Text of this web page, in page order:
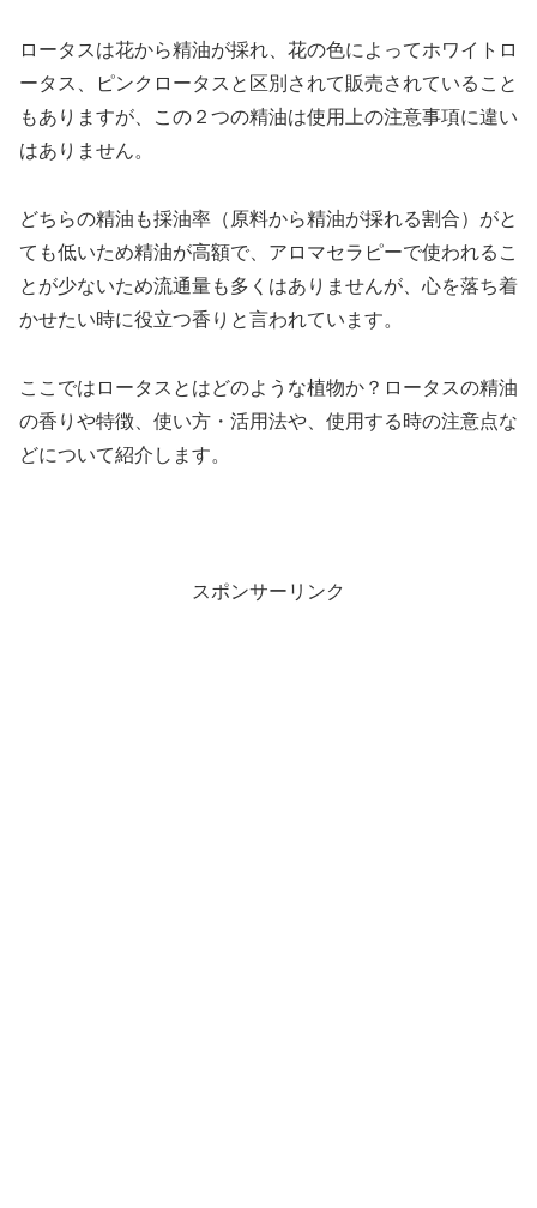
ロータスは花から精油が採れ、花の色によってホワイトロ
ータス、ピンクロータスと区別されて販売されていること
もありますが、この２つの精油は使用上の注意事項に違い
はありません。
どちらの精油も採油率（原料から精油が採れる割合）がと
ても低いため精油が高額で、アロマセラピーで使われるこ
とが少ないため流通量も多くはありませんが、心を落ち着
かせたい時に役立つ香りと言われています。
ここではロータスとはどのような植物か？ロータスの精油
の香りや特徴、使い方・活用法や、使用する時の注意点な
どについて紹介します。
スポンサーリンク